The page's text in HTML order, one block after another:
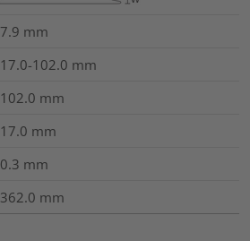
7.9 mm
17.0-102.0 mm
102.0 mm
17.0 mm
0.3 mm
362.0 mm